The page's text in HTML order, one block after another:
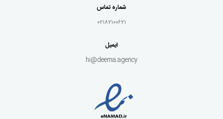
شماره تماس
۰۲۱۸۲۱۰۰۶۲۱
ایمیل
hi@deema.agency